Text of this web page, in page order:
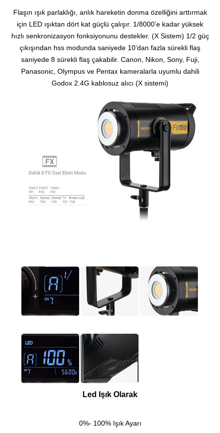
Flaşın ışık parlaklığı, anlık hareketin donma özelliğini arttırmak
için LED ışıktan dört kat güçlü çalışır. 1/8000’e kadar yüksek
hızlı senkronizasyon fonksiyonunu destekler. (X Sistem) 1/2 güç
çıkışından hss modunda saniyede 10’dan fazla sürekli flaş
saniyede 8 sürekli flaş çakabilir. Canon, Nikon, Sony, Fuji,
Panasonic, Olympus ve Pentax kameralarla uyumlu dahili
Godox 2.4G kablosuz alıcı (X sistemi)
Led Işık Olarak
0%- 100% Işık Ayarı